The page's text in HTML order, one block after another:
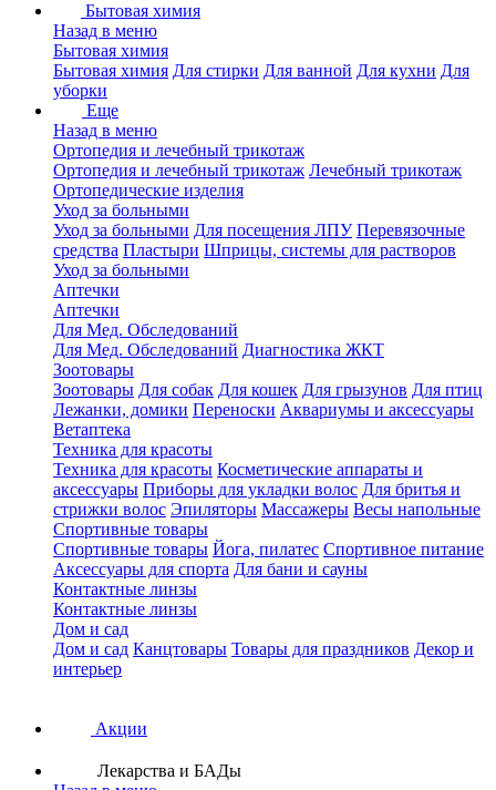
Бытовая химия
Назад в меню
Бытовая химия
Бытовая химия Для стирки Для ванной Для кухни Для
уборки
Еще
Назад в меню
Ортопедия и лечебный трикотаж
Ортопедия и лечебный трикотаж Лечебный трикотаж
Ортопедические изделия
Уход за больными
Уход за больными Для посещения ЛПУ Перевязочные
средства Пластыри Шприцы, системы для растворов
Уход за больными
Аптечки
Аптечки
Для Мед. Обследований
Для Мед. Обследований Диагностика ЖКТ
Зоотовары
Зоотовары Для собак Для кошек Для грызунов Для птиц
Лежанки, домики Переноски Аквариумы и аксессуары
Ветаптека
Техника для красоты
Техника для красоты Косметические аппараты и
аксессуары Приборы для укладки волос Для бритья и
стрижки волос Эпиляторы Массажеры Весы напольные
Спортивные товары
Спортивные товары Йога, пилатес Спортивное питание
Аксессуары для спорта Для бани и сауны
Контактные линзы
Контактные линзы
Дом и сад
Дом и сад Канцтовары Товары для праздников Декор и
интерьер
Акции
Лекарства и БАДы